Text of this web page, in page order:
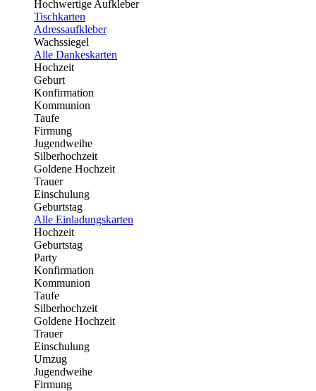
Hochwertige Aufkleber
Tischkarten
Adressaufkleber
Wachssiegel
Alle Dankeskarten
Hochzeit
Geburt
Konfirmation
Kommunion
Taufe
Firmung
Jugendweihe
Silberhochzeit
Goldene Hochzeit
Trauer
Einschulung
Geburtstag
Alle Einladungskarten
Hochzeit
Geburtstag
Party
Konfirmation
Kommunion
Taufe
Silberhochzeit
Goldene Hochzeit
Trauer
Einschulung
Umzug
Jugendweihe
Firmung